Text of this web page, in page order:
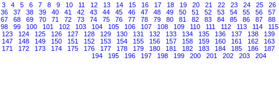
3 4 5 6 7 8 9 10 11 12 13 14 15 16 17 18 19 20 21 22 23 24 25 26
36 37 38 39 40 41 42 43 44 45 46 47 48 49 50 51 52 53 54 55 56 57
67 68 69 70 71 72 73 74 75 76 77 78 79 80 81 82 83 84 85 86 87 88
98 99 100 101 102 103 104 105 106 107 108 109 110 111 112 113 114 115
123 124 125 126 127 128 129 130 131 132 133 134 135 136 137 138 139
147 148 149 150 151 152 153 154 155 156 157 158 159 160 161 162 163
171 172 173 174 175 176 177 178 179 180 181 182 183 184 185 186 187
194
195 196 197 198 199 200 201 202 203 204